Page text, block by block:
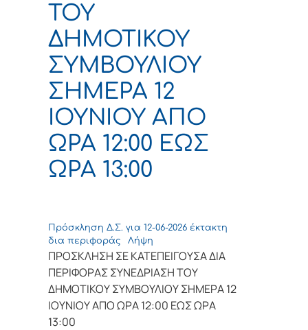
ΤΟΥ
ΔΗΜΟΤΙΚΟΥ
ΣΥΜΒΟΥΛΙΟΥ
ΣΗΜΕΡΑ 12
ΙΟΥΝΙΟΥ ΑΠΟ
ΩΡΑ 12:00 ΕΩΣ
ΩΡΑ 13:00
Πρόσκληση Δ.Σ. για 12-06-2026 έκτακτη
δια περιφοράς
Λήψη
ΠΡΟΣΚΛΗΣΗ ΣΕ ΚΑΤΕΠΕΙΓΟΥΣΑ ΔΙΑ
ΠΕΡΙΦΟΡΑΣ ΣΥΝΕΔΡΙΑΣΗ ΤΟΥ
ΔΗΜΟΤΙΚΟΥ ΣΥΜΒΟΥΛΙΟΥ ΣΗΜΕΡΑ 12
ΙΟΥΝΙΟΥ ΑΠΟ ΩΡΑ 12:00 ΕΩΣ ΩΡΑ
13:00